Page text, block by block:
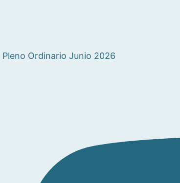
Pleno Ordinario Junio 2026